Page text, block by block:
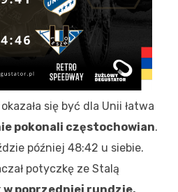
się być dla Unii łatwa
pokonali częstochowian.
później 48:42 u siebie.
potyczkę ze Stalą